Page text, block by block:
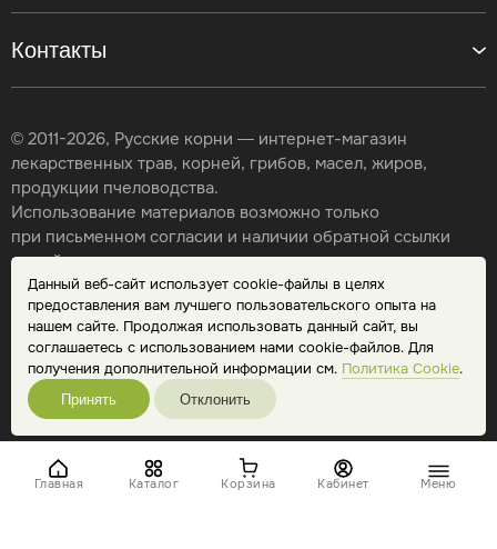
Данный веб-сайт использует cookie-файлы в целях
предоставления вам лучшего пользовательского опыта на
нашем сайте. Продолжая использовать данный сайт, вы
соглашаетесь с использованием нами cookie-файлов. Для
получения дополнительной информации см. Политика Cookie.
Принять Отклонить
Главная Каталог Корзина Кабинет Меню
Контакты
© 2011-2026, Русские корни — интернет-магазин
лекарственных трав, корней, грибов, масел, жиров,
продукции пчеловодства.
Использование материалов возможно только
при письменном согласии и наличии обратной ссылки
на сайт.
Карта сайта
Политика конфиденциальности
Публичная оферта
Обработка персональных данных